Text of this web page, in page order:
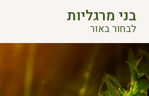
בני מרגליות
לבחור באור